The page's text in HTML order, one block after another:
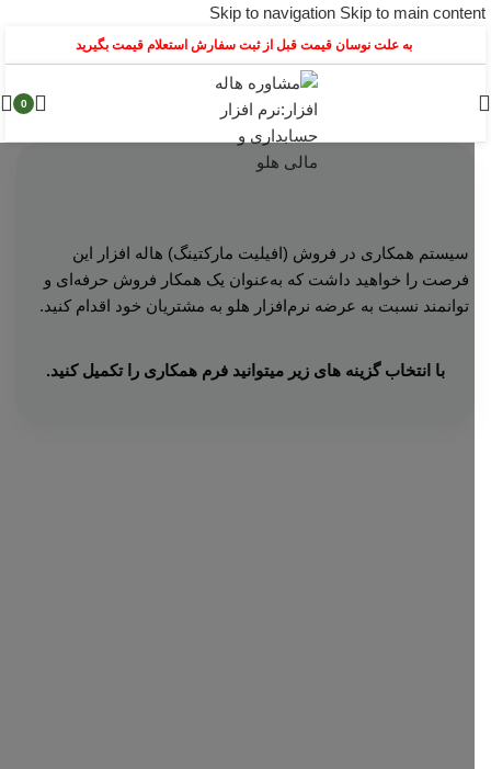
Skip to navigation Skip to main content
به علت نوسان قیمت قبل از ثبت سفارش استعلام قیمت بگیرید
0
سیستم همکاری در فروش (افیلیت مارکتینگ) هاله افزار این
فرصت را خواهید داشت که به‌عنوان یک همکار فروش حرفه‌ای و
توانمند نسبت به عرضه نرم‌افزار هلو به مشتریان خود اقدام کنید.
با انتخاب گزینه های زیر میتوانید فرم همکاری را تکمیل کنید.